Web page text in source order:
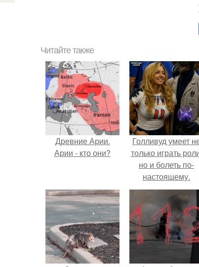
Читайте также
Древние Арии.
Арии - кто они?
Голливуд умеет
только играть
но и болеть по-
настоящему.